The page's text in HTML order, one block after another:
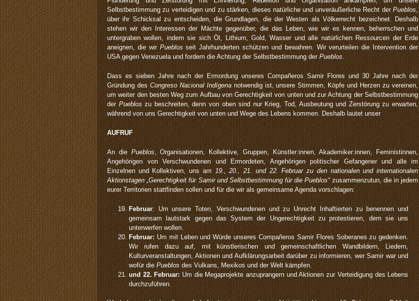
Selbstbestimmung zu verteidigen und zu stärken, dieses natürliche und unveräußerliche Recht der Pueblos,
über ihr Schicksal zu entscheiden, die Grundlagen, die der Westen als Völkerrecht bezeichnet. Deshalb
stehen wir den Interessen der Mächte gegenüber, die das Leben, wie wir es kennen, beherrschen und
untergraben wollen, indem sie sich Öl, Lithium, Gold, Wasser und alle natürlichen Ressourcen der Erde
aneignen, die wir Pueblos seit Jahrhunderten schützen und bewahren. Wir verurteilen die Intervention der
USA gegen Venezuela und fordern die Achtung der Selbstbestimmung der Pueblos.
Dass es sieben Jahre nach der Ermordung unseres Compañeros Samir Flores und 30 Jahre nach der
Gründung des Congreso Nacional Indígenanotwendig ist, unsere Stimmen, Köpfe und Herzen zu vereinen,
um weiter den besten Weg zum Aufbau von Gerechtigkeit von unten und zur Achtung der Selbstbestimmung
der Puebloszu beschreiten, denn von oben sind nur Krieg, Tod, Ausbeutung und Zerstörung zu erwarten,
während von uns Gerechtigkeit von unten und Wege des Lebens kommen. Deshalb lautet unser
AUFRUF
An die Pueblos , Organisationen, Kollektive, Gruppen, Künstler:innen, Akademiker:innen, Feministinnen,
Angehörigen von Verschwundenen und Ermordeten, Angehörigen politischer Gefangener und alle im
Einzelnen und Kollektiven, uns am
19., 20., 21. und 22. Februar zu den nationalen und internationalen
Aktionstagen „Gerechtigkeit für Samir und Selbstbestimmung für die Pueblos“zusammenzutun, die in jedem
eurer Territorien stattfinden sollen und für die wir als gemeinsame Agenda vorschlagen:
Februar: Um unsere Toten, Verschwundenen und zu Unrecht Inhaftierten zu benennen und
gemeinsam lautstark gegen das System der Ungerechtigkeit zu protestieren, dem sie uns
unterwerfen wollen.
Februar:Um mit Leben und Würde unseres Compañeros Samir Flores Soberanes zu gedenken.
Wir rufen dazu auf, mit künstlerischen und gemeinschaftlichen Wandbildern, Liedern,
Kulturveranstaltungen, Aktionen und Aufklärungsarbeit darüber zu informieren, wer Samir war und
wofür die Pueblos des Vulkans, Mexikos und der Welt kämpfen.
und 22. Februar: Um die Megaprojekte anzuprangern und Aktionen zur Verteidigung des Lebens
durchzuführen.